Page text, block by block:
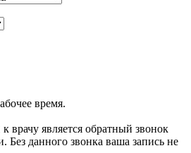
время.
врачу является обратный звонок
Без данного звонка ваша запись не